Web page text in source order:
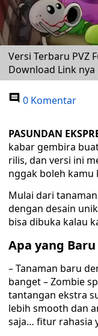
Versi Terbaru PVZ
Download Link nya
0 Komentar
PASUNDAN
kabar gembira
rilis, dan versi ini
nggak boleh kamu
Mulai dari
dengan desain
bisa dibuka kalau
Apa yang Baru
– Tanaman baru
banget – Zombie
tantangan ekstra
lebih smooth dan
saja… fitur rahasia